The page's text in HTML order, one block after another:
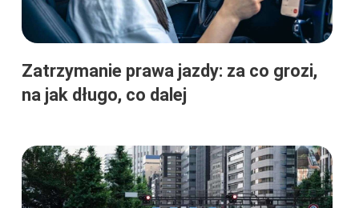
Zatrzymanie prawa jazdy: za co grozi,
na jak długo, co dalej